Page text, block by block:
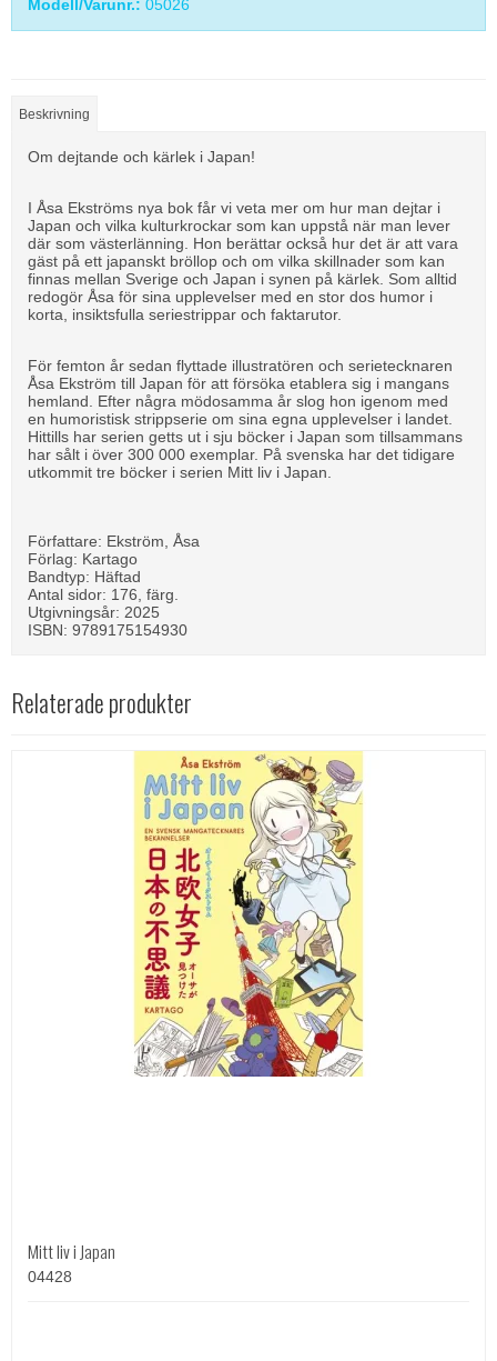
Modell/Varunr.: 05026
Beskrivning
Om dejtande och kärlek i Japan!
I Åsa Ekströms nya bok får vi veta mer om hur man dejtar i
Japan och vilka kulturkrockar som kan uppstå när man lever
där som västerlänning. Hon berättar också hur det är att vara
gäst på ett japanskt bröllop och om vilka skillnader som kan
finnas mellan Sverige och Japan i synen på kärlek. Som alltid
redogör Åsa för sina upplevelser med en stor dos humor i
korta, insiktsfulla seriestrippar och faktarutor.
För femton år sedan flyttade illustratören och serietecknaren
Åsa Ekström till Japan för att försöka etablera sig i mangans
hemland. Efter några mödosamma år slog hon igenom med
en humoristisk strippserie om sina egna upplevelser i landet.
Hittills har serien getts ut i sju böcker i Japan som tillsammans
har sålt i över 300 000 exemplar. På svenska har det tidigare
utkommit tre böcker i serien Mitt liv i Japan.
Författare: Ekström, Åsa
Förlag: Kartago
Bandtyp: Häftad
Antal sidor: 176, färg.
Utgivningsår: 2025
ISBN: 9789175154930
Relaterade produkter
Mitt liv i Japan
04428